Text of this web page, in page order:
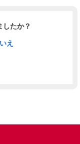
したか？
え